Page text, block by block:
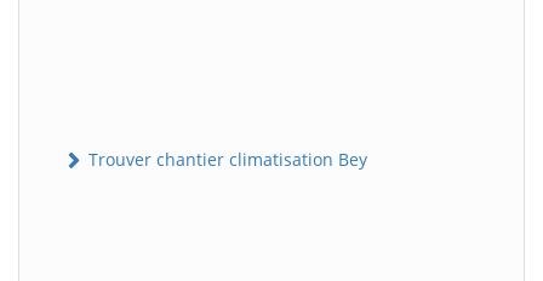
Trouver chantier climatisation Bey